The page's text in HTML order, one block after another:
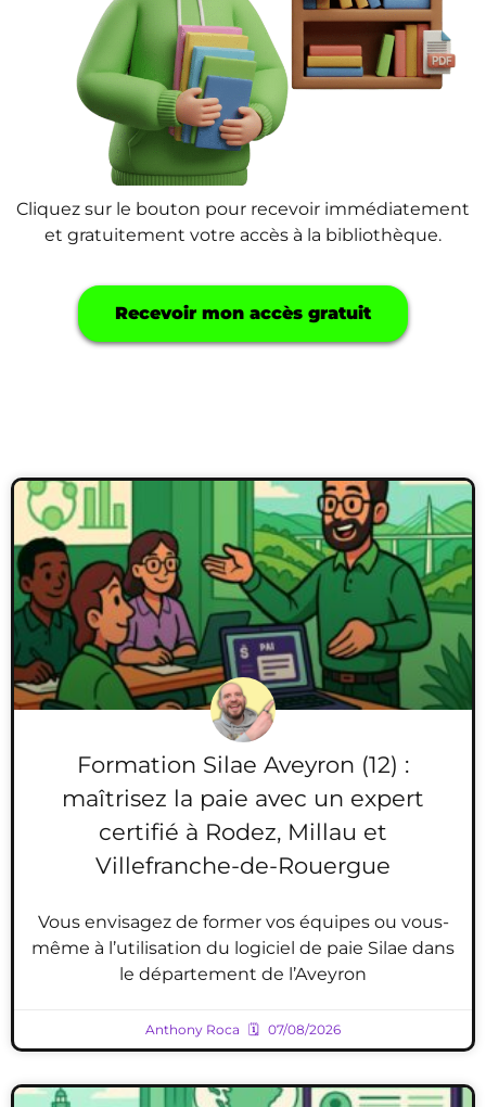
Cliquez sur le bouton pour recevoir immédiatement
et gratuitement votre accès à la bibliothèque.
Recevoir mon accès gratuit
Formation Silae Aveyron (12) :
maîtrisez la paie avec un expert
certifié à Rodez, Millau et
Villefranche-de-Rouergue
Vous envisagez de former vos équipes ou vous-
même à l’utilisation du logiciel de paie Silae dans
le département de l’Aveyron
Anthony Roca 07/08/2026